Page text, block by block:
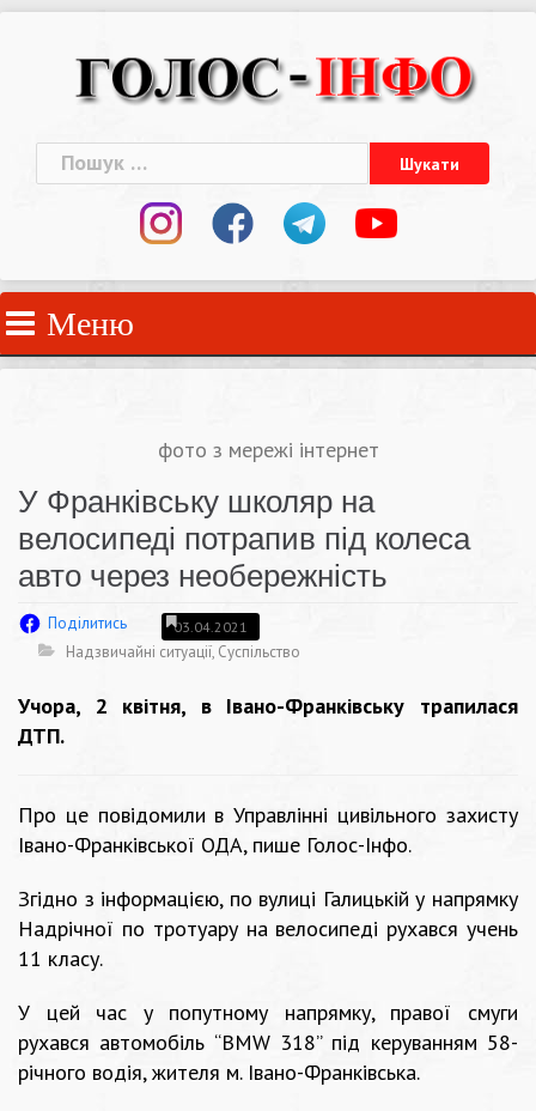
Пошук:
Меню
фото з мережі інтернет
У Франківську школяр на
велосипеді потрапив під колеса
авто через необережність
Поділитись 03.04.2021
Надзвичайні ситуації, Суспільство
Учора, 2 квітня, в Івано-Франківську трапилася
ДТП.
Про це повідомили в Управлінні цивільного захисту
Івано-Франківської ОДА, пише Голос-Інфо.
Згідно з інформацією, по вулиці Галицькій у напрямку
Надрічної по тротуару на велосипеді рухався учень
11 класу.
У цей час у попутному напрямку, правої смуги
рухався автомобіль “BMW 318” під керуванням 58-
річного водія, жителя м. Івано-Франківська.